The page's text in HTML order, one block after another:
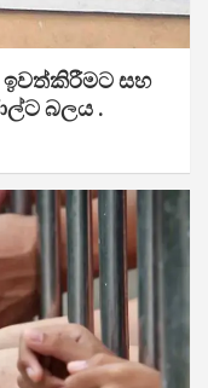
සහ
බලය .